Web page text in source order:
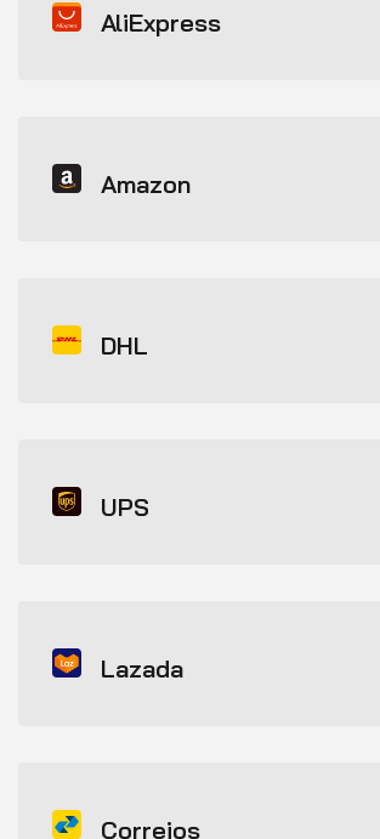
AliExpress
Amazon
DHL
UPS
Lazada
Correios